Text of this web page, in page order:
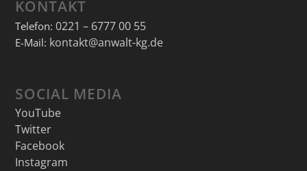
KONTAKT
Telefon: 0221 – 6777 00 55
E-Mail: kontakt@anwalt-kg.de
SOCIAL MEDIA
YouTube
Twitter
Facebook
Instagram